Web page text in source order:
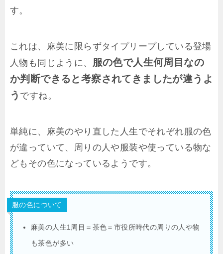
す。
これは、麻美に限らずタイプリープしている登場
人物も同じように、
服の色で人生何周目なの
か判断できると考察されてきましたが違うよ
う ですね。
単純に、麻美のやり直した人生でそれぞれ服の色
が違っていて、周りの人や服装や使っている物な
どもその色になっているようです。
服の色について
麻美の人生1周目＝茶色＝市役所時代の周りの人や物
も茶色が多い